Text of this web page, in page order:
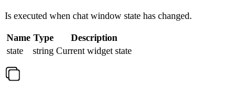
Is executed when chat window state has changed.
Name Type
Description
state
string Current widget state